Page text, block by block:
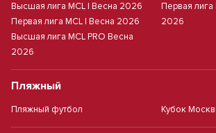
Высшая лига MCL | Весна 2026
Первая лига MCL | Весна 2026
Высшая лига MCL PRO Весна
2026
Первая лига
2026
Пляжный
Пляжный футбол Кубок